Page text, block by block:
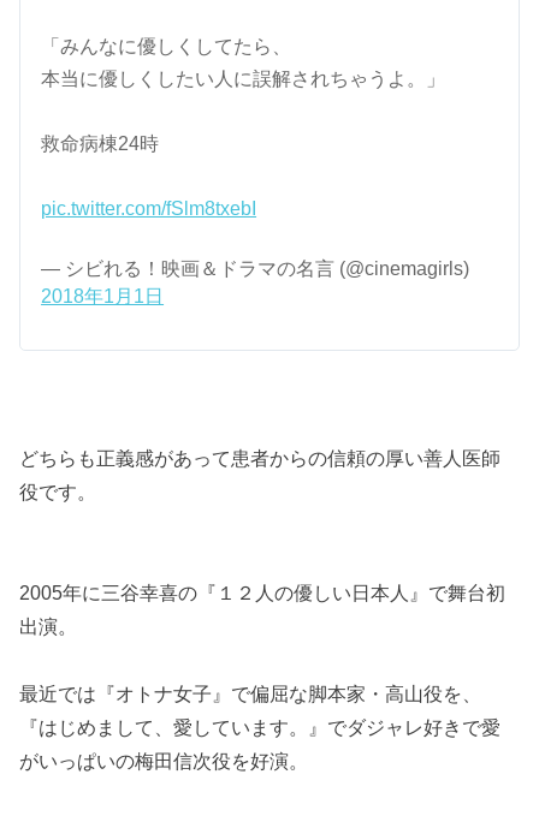
「みんなに優しくしてたら、
本当に優しくしたい人に誤解されちゃうよ。」
救命病棟24時
pic.twitter.com/fSlm8txebI
— シビれる！映画＆ドラマの名言 (@cinemagirls)
2018年1月1日
どちらも正義感があって患者からの信頼の厚い善人医師
役です。
2005年に三谷幸喜の『１２人の優しい日本人』で舞台初
出演。
最近では『オトナ女子』で偏屈な脚本家・高山役を、
『はじめまして、愛しています。』でダジャレ好きで愛
がいっぱいの梅田信次役を好演。